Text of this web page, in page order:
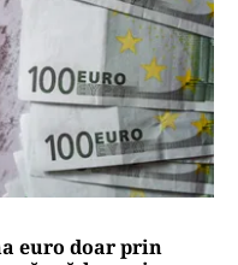
euro doar prin